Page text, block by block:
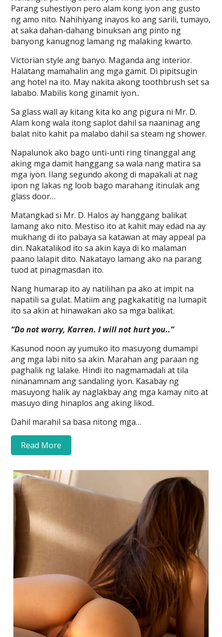
Parang suhestiyon pero alam kong iyon ang gusto
ng amo nito. Nahihiyang inayos ko ang sarili, tumayo,
at saka dahan-dahang binuksan ang pinto ng
banyong kanugnog lamang ng malaking kwarto.
Victorian style ang banyo. Maganda ang interior.
Halatang mamahalin ang mga gamit. Di pipitsugin
ang hotel na ito. May nakita akong toothbrush set sa
lababo. Mabilis kong ginamit iyon..
Sa glass wall ay kitang kita ko ang pigura ni Mr. D.
Alam kong wala itong saplot dahil sa naaninag ang
balat nito kahit pa malabo dahil sa steam ng shower.
Napalunok ako bago unti-unti ring tinanggal ang
aking mga damit hanggang sa wala nang matira sa
mga iyon. Ilang segundo akong di mapakali at nag
ipon ng lakas ng loob bago marahang itinulak ang
glass door…
Matangkad si Mr. D. Halos ay hanggang balikat
lamang ako nito. Mestiso ito at kahit may edad na ay
mukhang di ito pabaya sa katawan at may appeal pa
din. Nakatalikod ito sa akin kaya di ko malaman
paano lalapit dito. Nakatayo lamang ako na parang
tuod at pinagmasdan ito.
Nang humarap ito ay natilihan pa ako at impit na
napatili sa gulat. Matiim ang pagkakatitig na lumapit
ito sa akin at hinawakan ako sa mga balikat.
“Do not worry, Karren. I will not hurt you..”
Kasunod noon ay yumuko ito masuyong dumampi
ang mga labi nito sa akin. Marahan ang paraan ng
paghalik ng lalake. Hindi ito nagmamadali at tila
ninanamnam ang sandaling iyon. Kasabay ng
masuyong halik ay naglakbay ang mga kamay nito at
masuyo ding hinaplos ang aking likod..
Dahil marahil sa basa nitong mga…
Read More